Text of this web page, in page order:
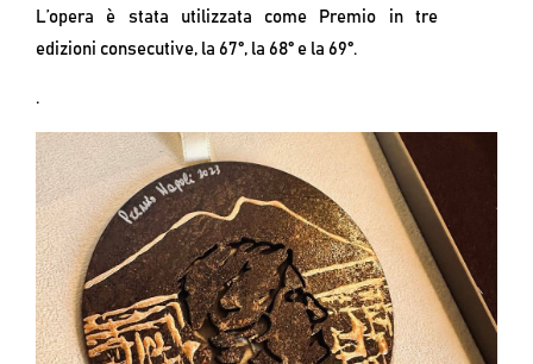
L’opera è stata utilizzata come Premio in tre
edizioni consecutive, la 67°, la 68° e la 69°.
.